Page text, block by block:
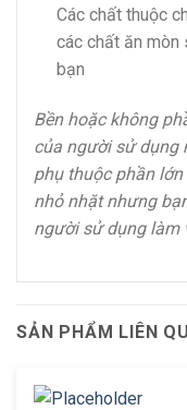
Các chất thuộc
các chất ăn mòn
bạn
Bền hoặc không
của người sử dụng
phụ thuộc phần
nhỏ nhặt nhưng
người sử dụng làm
SẢN PHẨM LIÊN